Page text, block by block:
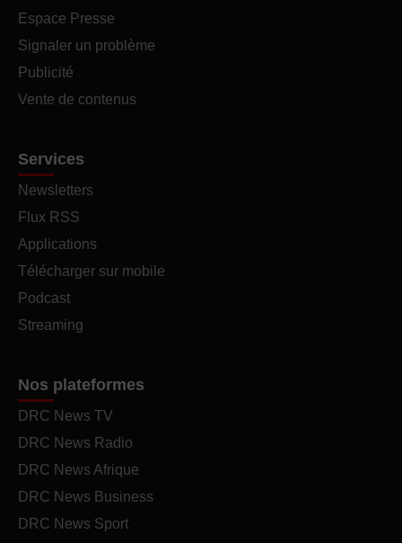
Espace Presse
Signaler un problème
Publicité
Vente de contenus
Services
Newsletters
Flux RSS
Applications
Télécharger sur mobile
Podcast
Streaming
Nos plateformes
DRC News TV
DRC News Radio
DRC News Afrique
DRC News Business
DRC News Sport